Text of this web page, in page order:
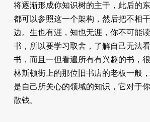
将逐渐形成你知识树的主干，此后的
都可以参照这一个架构，然后把不相
边。生也有涯，知也无涯，你不可能
书，所以要学习取舍，了解自己无法
书，而且一但看遍所有有兴趣的书，
林斯顿街上的那位旧书店的老板一般
是自己所关心的领域的知识，它对于
散钱。